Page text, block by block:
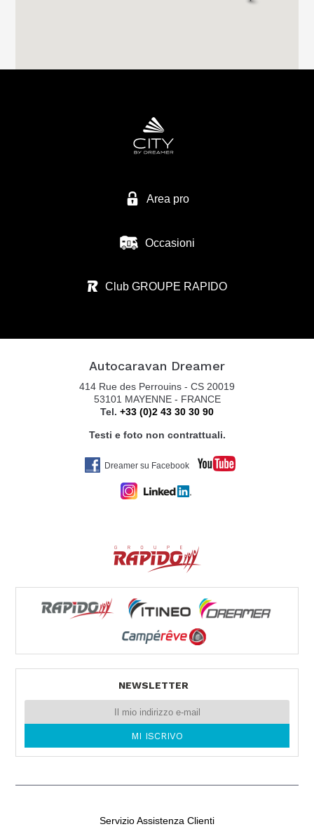
ZANINI CAMPER SRL
36026 SUMMAGA DI PORTOGRUARO - VE
AUTOCARAVAN GUGLIELMI SRL
VIA COLOMBARON, 6
36045 LONIGO VI
Tel. +39 0444 831598
BELTRANI CARAVAN MARKET SRL
Tel. 0039051943327
VEMACAR
Via Ammiraglio Persano 29
90142 PALERMO -
Area pro
Occasioni
Club GROUPE RAPIDO
Autocaravan Dreamer
414 Rue des Perrouins - CS 20019
53101 MAYENNE - FRANCE
Tel. +33 (0)2 43 30 30 90
Testi e foto non contrattuali.
Dreamer su Facebook
NEWSLETTER
Servizio Assistenza Clienti